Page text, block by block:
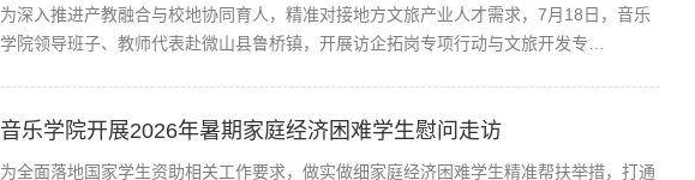
为深入推进产教融合与校地协同育人，精准对接地方文旅产业人才需求，7月18日，音乐
学院领导班子、教师代表赴微山县鲁桥镇，开展访企拓岗专项行动与文旅开发专…
音乐学院开展2026年暑期家庭经济困难学生慰问走访
为全面落地国家学生资助相关工作要求，做实做细家庭经济困难学生精准帮扶举措，打通